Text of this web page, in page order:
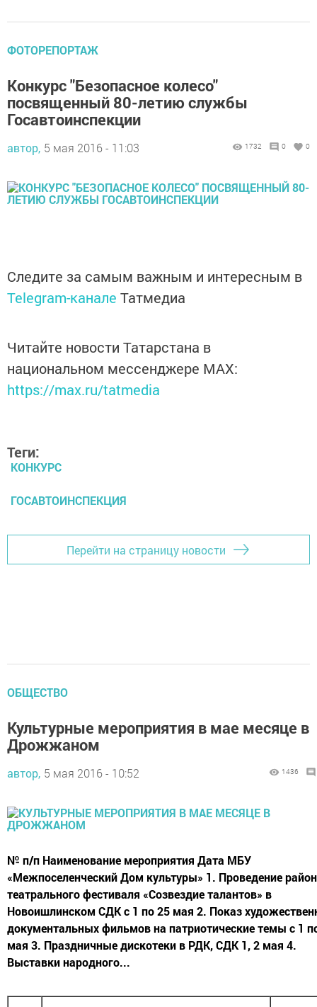
ФОТОРЕПОРТАЖ
Конкурс "Безопасное колесо"
посвященный 80-летию службы
Госавтоинспекции
автор, 5 мая 2016 - 11:03 1732 0 0
Следите за самым важным и интересным в
Telegram-канале Татмедиа
Читайте новости Татарстана в
национальном мессенджере MАХ:
https://max.ru/tatmedia
Теги:
КОНКУРС
ГОСАВТОИНСПЕКЦИЯ
Перейти на страницу новости
ОБЩЕСТВО
Культурные мероприятия в мае месяце в
Дрожжаном
автор, 5 мая 2016 - 10:52 1436
№ п/п Наименование мероприятия Дата МБУ
«Межпоселенческий Дом культуры» 1. Проведение
театрального фестиваля «Созвездие талантов» в
Новоишлинском СДК с 1 по 25 мая 2. Показ
документальных фильмов на патриотические темы с 1
мая 3. Праздничные дискотеки в РДК, СДК 1, 2 мая 4.
Выставки народного...